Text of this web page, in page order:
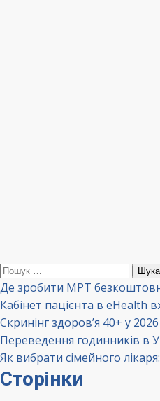
Пошук:
Де зробити МРТ
Кабінет пацієнта в eHealth
Скринінг здоров’я 40+ у
Переведення годинників в
Як вибрати сімейного
Сторінки